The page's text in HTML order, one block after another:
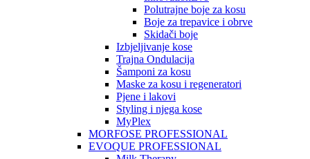
Polutrajne boje za kosu
Boje za trepavice i obrve
Skidači boje
Izbjeljivanje kose
Trajna Ondulacija
Šamponi za kosu
Maske za kosu i regeneratori
Pjene i lakovi
Styling i njega kose
MyPlex
MORFOSE PROFESSIONAL
EVOQUE PROFESSIONAL